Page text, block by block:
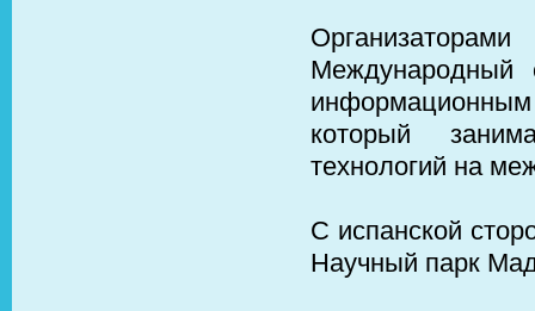
Международный
который
технологий на
С испанской
Научный парк